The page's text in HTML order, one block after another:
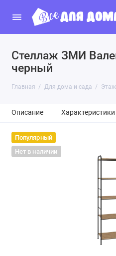
Стеллаж ЗМИ
черный
Главная Для дома и сада
Описание Характеристики
Популярный
Нет в наличии